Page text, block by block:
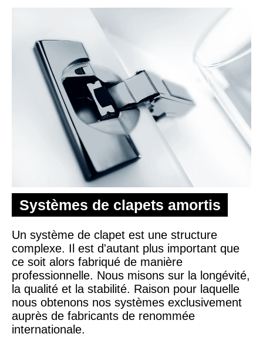
Systèmes de clapets amortis
Un système de clapet est une structure
complexe. Il est d'autant plus important que
ce soit alors fabriqué de manière
professionnelle. Nous misons sur la longévité,
la qualité et la stabilité. Raison pour laquelle
nous obtenons nos systèmes exclusivement
auprès de fabricants de renommée
internationale.